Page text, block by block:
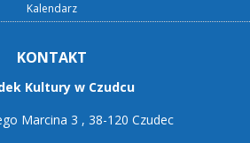
Kalendarz
KONTAKT
Kultury w Czudcu
Marcina 3 , 38-120 Czudec